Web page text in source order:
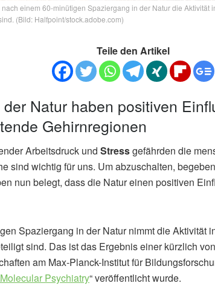
einem 60-minütigen Spaziergang in der Natur die Aktivität
(Bild: Halfpoint/stock.adobe.com)
Teile den Artikel
Natur haben positiven
Gehirnregionen
Arbeitsdruck und Stressgefährden die
sind wichtig für uns. Um abzuschalten,
nun belegt, dass die Natur einen positiven
Spaziergang in der Natur nimmt die Aktivität
sind. Das ist das Ergebnis einer kürzlich
am Max-Planck-Institut für
Molecular Psychiatry“ veröffentlicht wurde.